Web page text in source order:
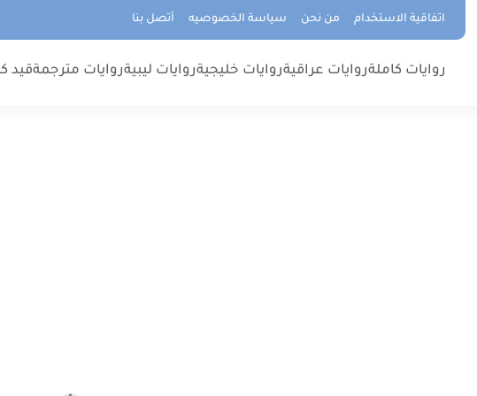
اتفاقية الاستخدام من نحن سياسة الخصوصيه أتصل بنا
روايات كاملةروايات عراقيةروايات خليجيةروايات ليبيةروايات مترجمةقيد